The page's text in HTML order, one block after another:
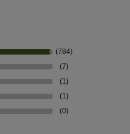
(784)
(7)
(1)
(1)
(0)